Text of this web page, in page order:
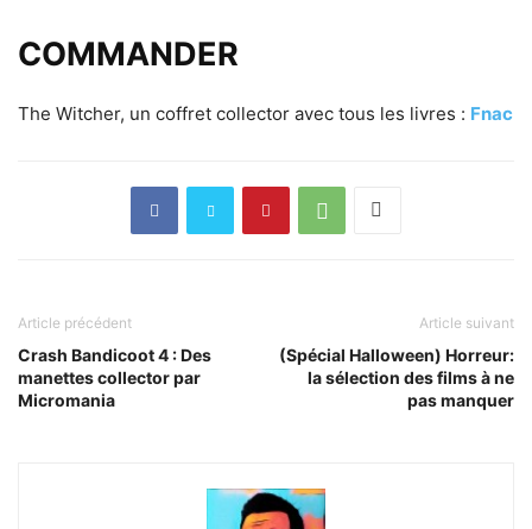
COMMANDER
The Witcher, un coffret collector avec tous les livres : Fnac
Article précédent
Crash Bandicoot 4 : Des
manettes collector par
Micromania
Article suivant
(Spécial Halloween) Horreur:
la sélection des films à ne
pas manquer